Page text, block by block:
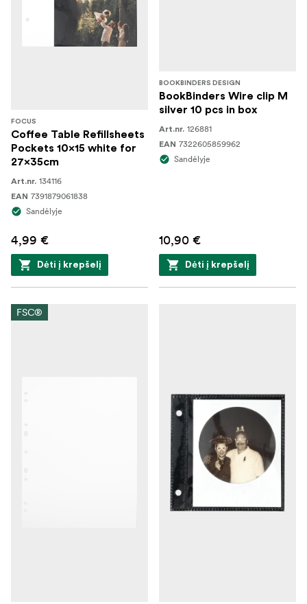
FOCUS
Coffee Table Refillsheets
Pockets 10x15 white for
27x35cm
Art.nr. 134116
EAN 7391879061838
Sandėlyje
4,99 €
Dėti į krepšelį
BOOKBINDERS DESIGN
BookBinders Wire clip M
silver 10 pcs in box
Art.nr. 126881
EAN 7322605859962
Sandėlyje
10,90 €
Dėti į krepšelį
FSC®